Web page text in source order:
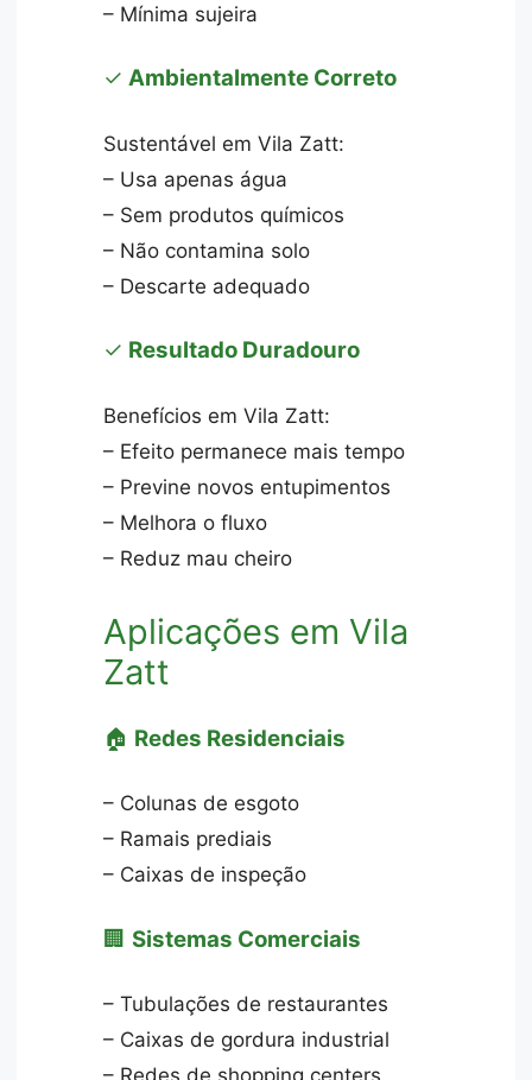
– Mínima sujeira
✓Ambientalmente Correto
Sustentável em Vila Zatt:
– Usa apenas água
– Sem produtos químicos
– Não contamina solo
– Descarte adequado
✓ Resultado Duradouro
Benefícios em Vila Zatt:
– Efeito permanece mais tempo
– Previne novos entupimentos
– Melhora o fluxo
– Reduz mau cheiro
Aplicações em Vila
Zatt
🏠 Redes Residenciais
– Colunas de esgoto
– Ramais prediais
– Caixas de inspeção
🏢 Sistemas Comerciais
– Tubulações de restaurantes
– Caixas de gordura industrial